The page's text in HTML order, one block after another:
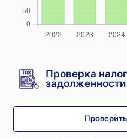
Проверка
задолженности
Проверить